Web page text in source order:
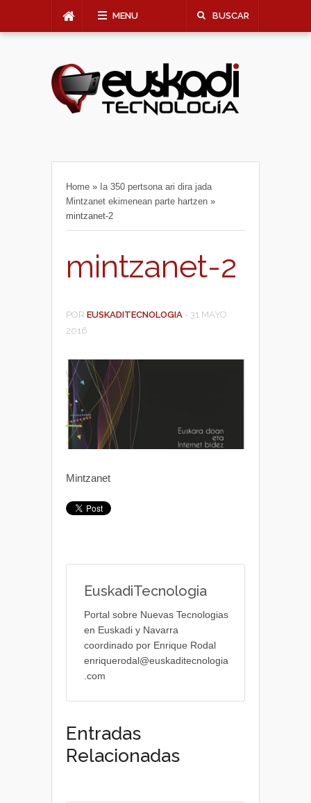
MENU BUSCAR
Home » Ia 350 pertsona ari dira jada
Mintzanet ekimenean parte hartzen »
mintzanet-2
mintzanet-2
POR EUSKADITECNOLOGIA - 31 MAYO
2016
Mintzanet
EuskadiTecnologia
Portal sobre Nuevas Tecnologias
en Euskadi y Navarra
coordinado por Enrique Rodal
enriquerodal@euskaditecnologia
.com
Entradas
Relacionadas